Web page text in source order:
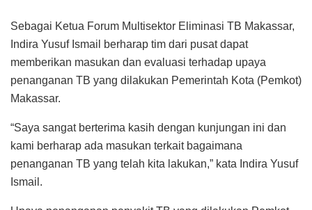
Sebagai Ketua Forum Multisektor Eliminasi TB Makassar,
Indira Yusuf Ismail berharap tim dari pusat dapat
memberikan masukan dan evaluasi terhadap upaya
penanganan TB yang dilakukan Pemerintah Kota (Pemkot)
Makassar.
“Saya sangat berterima kasih dengan kunjungan ini dan
kami berharap ada masukan terkait bagaimana
penanganan TB yang telah kita lakukan,” kata Indira Yusuf
Ismail.